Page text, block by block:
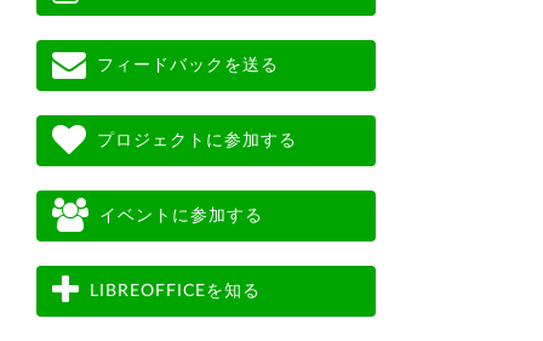
フィードバックを送る
プロジェクトに参加する
イベントに参加する
LIBREOFFICEを知る